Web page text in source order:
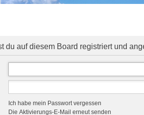
du auf diesem Board registriert und
Ich habe mein Passwort vergessen
Die Aktivierungs-E-Mail erneut senden